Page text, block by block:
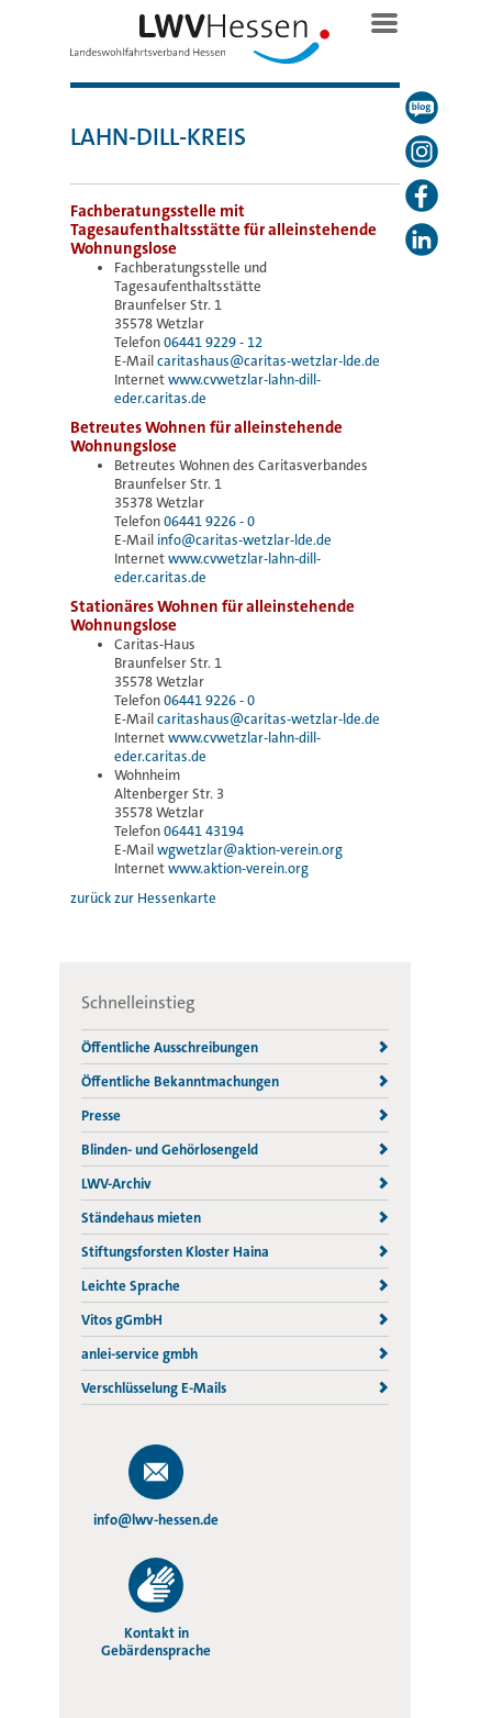
LAHN-DILL-KREIS
Fachberatungsstelle mit
Tagesaufenthaltsstätte für alleinstehende
Wohnungslose
Fachberatungsstelle und
Tagesaufenthaltsstätte
Braunfelser Str. 1
35578 Wetzlar
Telefon06441 9229 - 12
E-Mailcaritashaus@caritas-wetzlar-lde.de
Internetwww.cvwetzlar-lahn-dill-
eder.caritas.de
Betreutes Wohnen für alleinstehende
Wohnungslose
Betreutes Wohnen des Caritasverbandes
Braunfelser Str. 1
35378 Wetzlar
Telefon06441 9226 - 0
E-Mail info@caritas-wetzlar-lde.de
Internetwww.cvwetzlar-lahn-dill-
eder.caritas.de
Stationäres Wohnen für alleinstehende
Wohnungslose
Caritas-Haus
Braunfelser Str. 1
35578 Wetzlar
Telefon06441 9226 - 0
E-Mailcaritashaus@caritas-wetzlar-lde.de
Internetwww.cvwetzlar-lahn-dill-
eder.caritas.de
Wohnheim
Altenberger Str. 3
35578 Wetzlar
Telefon06441 43194
E-Mailwgwetzlar@aktion-verein.org
Internetwww.aktion-verein.org
zurück zur Hessenkarte
Schnelleinstieg
Öffentliche Ausschreibungen
Öffentliche Bekanntmachungen
Presse
Blinden- und Gehörlosengeld
LWV-Archiv
Ständehaus mieten
Stiftungsforsten Kloster Haina
Leichte Sprache
Vitos gGmbH
anlei-service gmbh
Verschlüsselung E-Mails
info@lwv-hessen.de
Kontakt in
Gebärdensprache